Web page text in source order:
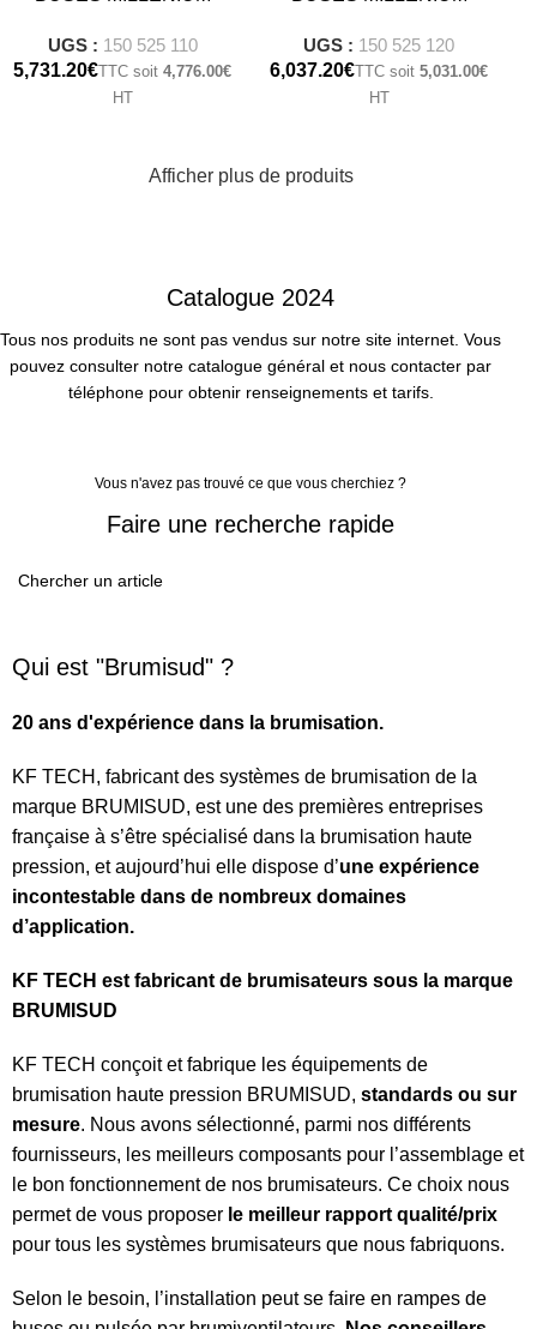
UGS : 150 525 110
€
4,776.00€
UGS : 150 525 120
€
5,031.00€
Afficher plus de produits
Catalogue 2024
Tous nos produits ne sont pas vendus sur notre site internet. Vous
pouvez consulter notre catalogue général et nous contacter par
téléphone pour obtenir renseignements et tarifs.
Vous n'avez pas trouvé ce que vous cherchiez ?
Faire une recherche rapide
Qui est "Brumisud" ?
20 ans d'expérience dans la brumisation.
KF TECH, fabricant des systèmes de brumisation de la
marque BRUMISUD, est une des premières entreprises
française à s’être spécialisé dans la brumisation haute
pression, et aujourd’hui elle dispose d’une expérience
incontestable dans de nombreux domaines
d’application.
KF TECH est fabricant de brumisateurs sous la marque
BRUMISUD
KF TECH conçoit et fabrique les équipements de
brumisation haute pression BRUMISUD,standards ou sur
mesure. Nous avons sélectionné, parmi nos différents
fournisseurs, les meilleurs composants pour l’assemblage et
le bon fonctionnement de nos brumisateurs. Ce choix nous
permet de vous proposer le meilleur rapport qualité/prix
pour tous les systèmes brumisateurs que nous fabriquons.
Selon le besoin, l’installation peut se faire en rampes de